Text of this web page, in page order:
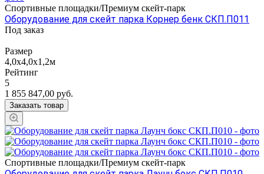
Спортивные площадки/Премиум скейт-парк
Оборудование для скейт парка Корнер бенк СКП.П011
Под заказ
Размер
4,0х4,0х1,2м
Рейтинг
5
1 855 847,00 руб.
Заказать товар
Спортивные площадки/Премиум скейт-парк